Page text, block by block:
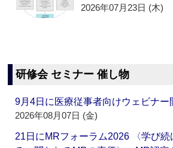
2026年07月23日 (木)
研修会 セミナー 催し物
9月4日に医療従事者向けウェビナ
2026年08月07日 (金)
21日にMRフォーラム2026 〈学び続